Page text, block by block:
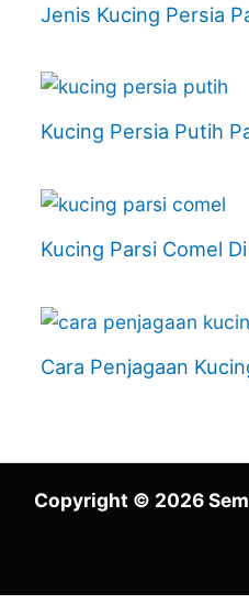
Jenis Kucing Persia
Kucing Persia Putih
Kucing Parsi Comel
Cara Penjagaan
Copyright © 2026